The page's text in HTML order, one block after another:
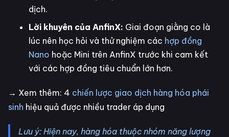
dịch.
Lời khuyên của AnfinX: Giai đoạn giằng co là
lúc nên học hỏi và thử nghiệm các hợp đồng
Nano hoặc Mini trên AnfinX trước khi cam kết
với các hợp đồng tiêu chuẩn lớn hơn.
→ Xem thêm: 4 chiến lược giao dịch hàng hóa phái
sinh hiệu quả được nhiều trader áp dụng
Lưu ý: Hiện nay, hàng hóa thuộc nhóm năng lượng